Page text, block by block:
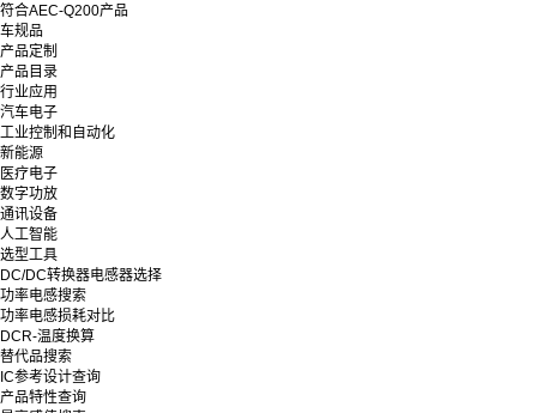
符合AEC-Q200产品
车规品
产品定制
产品目录
行业应用
汽车电子
工业控制和自动化
新能源
医疗电子
数字功放
通讯设备
人工智能
选型工具
DC/DC转换器电感器选择
功率电感搜索
功率电感损耗对比
DCR-温度换算
替代品搜索
IC参考设计查询
产品特性查询